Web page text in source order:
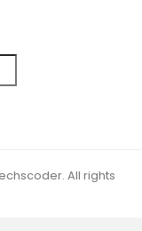
All rights